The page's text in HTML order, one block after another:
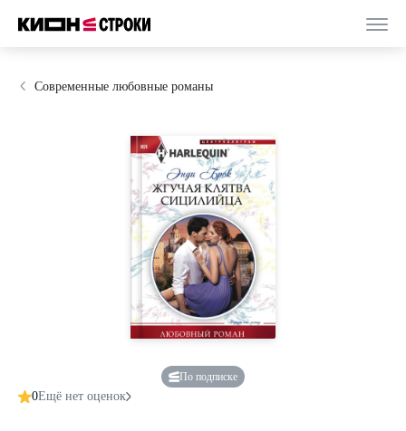
Современные любовные романы
По подписке
0Ещё нет оценок